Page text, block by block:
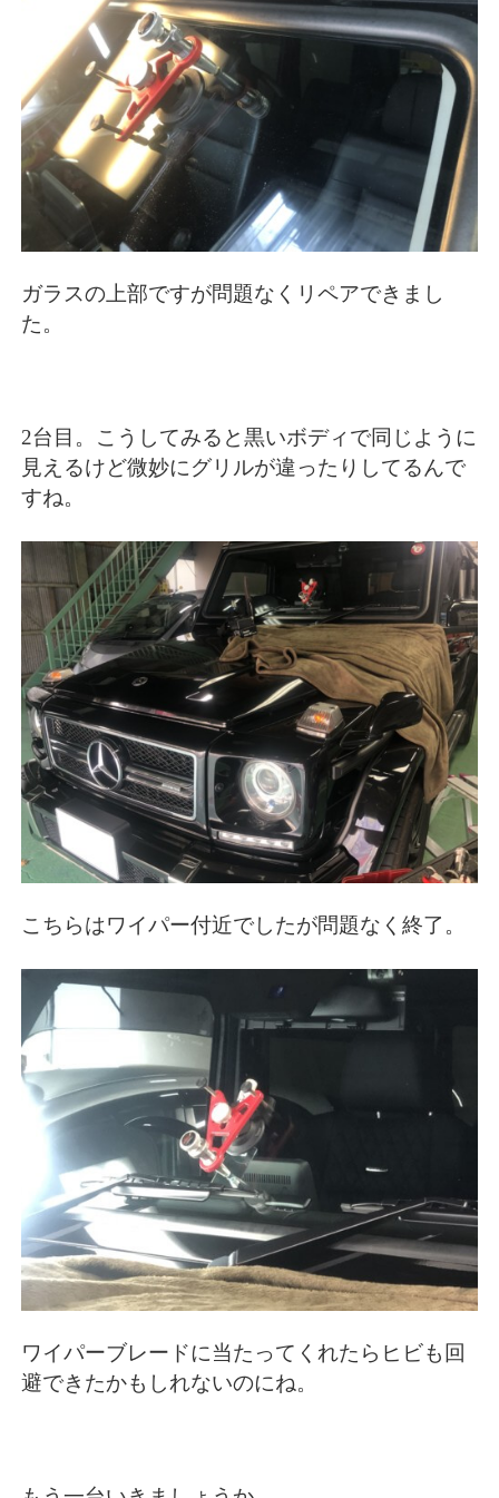
ガラスの上部ですが問題なくリペアできまし
た。
2台目。こうしてみると黒いボディで同じように
見えるけど微妙にグリルが違ったりしてるんで
すね。
こちらはワイパー付近でしたが問題なく終了。
ワイパーブレードに当たってくれたらヒビも回
避できたかもしれないのにね。